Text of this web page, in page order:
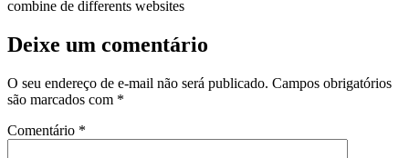
combine de differents websites
Deixe um comentário
O seu endereço de e-mail não será publicado. Campos obrigatórios
são marcados com *
Comentário *